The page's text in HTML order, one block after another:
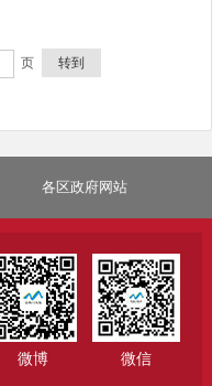
页 转到
各区政府网站
微博 微信